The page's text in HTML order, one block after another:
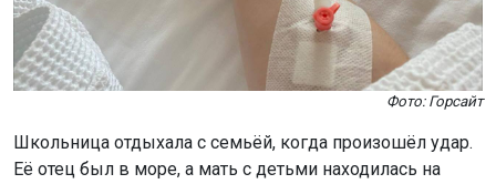
Фото: Горсайт
Школьница отдыхала с семьёй, когда произошёл удар.
Её отец был в море, а мать с детьми находилась на